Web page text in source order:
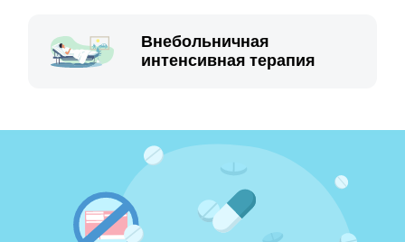
Внебольничная
интенсивная терапия